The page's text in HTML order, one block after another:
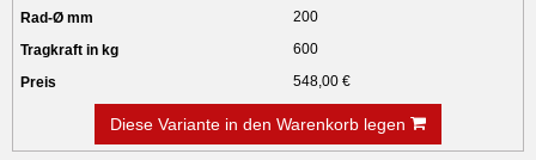
200
600
548,00 €
Diese Variante in den Warenkorb legen